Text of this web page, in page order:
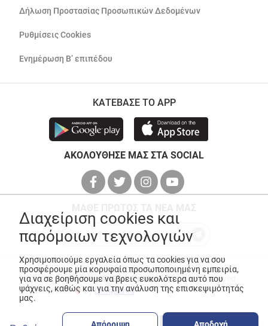
Δήλωση Προστασίας Προσωπικών Δεδομένων
Ρυθμίσεις Cookies
Ενημέρωση Β’ επιπέδου
ΚΑΤΕΒΑΣΕ ΤΟ APP
ΑΚΟΛΟΥΘΗΣΕ ΜΑΣ ΣΤΑ SOCIAL
© Copyright 2026ANEDIK Kritikos. All Rights Reserved
Made with
byDesquared
Διαχείριση cookies και
παρόμοιων τεχνολογιών
Χρησιμοποιούμε εργαλεία όπως τα cookies για να σου
προσφέρουμε μία κορυφαία προσωποποιημένη εμπειρία,
για να σε βοηθήσουμε να βρεις ευκολότερα αυτό που
ψάχνεις, καθώς και για την ανάλυση της επισκεψιμότητάς
μας.